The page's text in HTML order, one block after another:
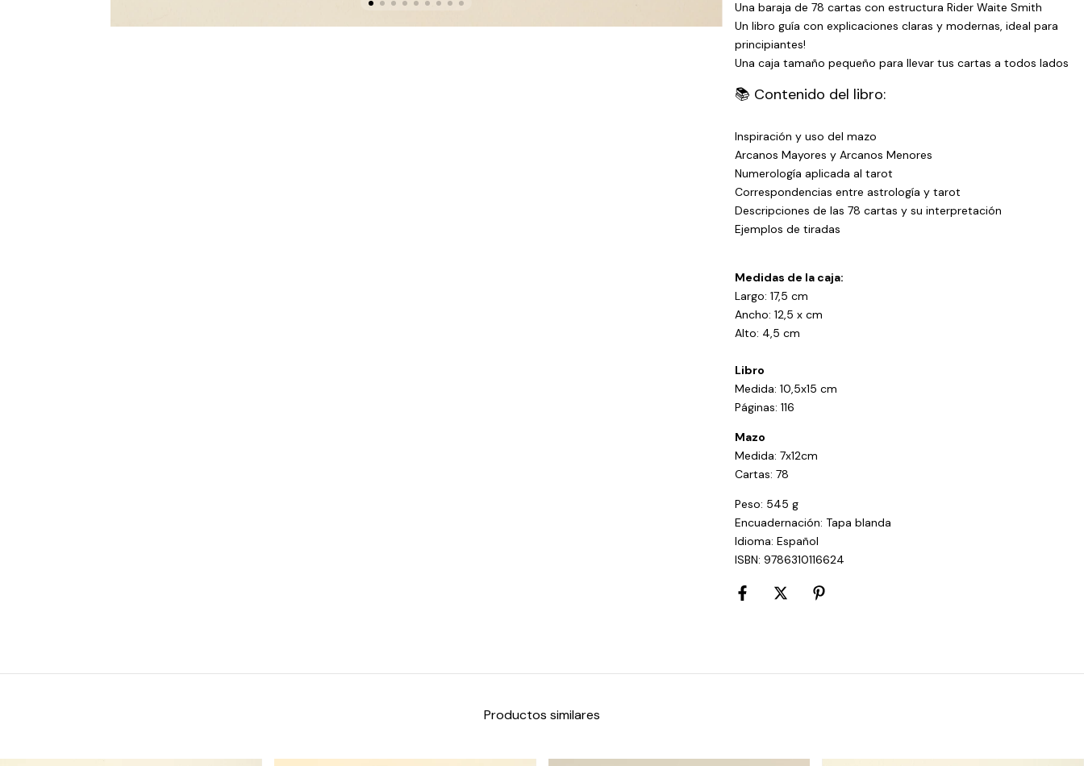
Una baraja de 78 cartas con estructura Rider Waite Smith
Un libro guía con explicaciones claras y modernas, ideal para
principiantes!
Una caja tamaño pequeño para llevar tus cartas a todos lados
📚 Contenido del libro:
Inspiración y uso del mazo
Arcanos Mayores y Arcanos Menores
Numerología aplicada al tarot
Correspondencias entre astrología y tarot
Descripciones de las 78 cartas y su interpretación
Ejemplos de tiradas
Medidas de la caja:
Largo: 17,5 cm
Ancho: 12,5 x cm
Alto: 4,5 cm
Libro
Medida: 10,5x15 cm
Páginas: 116
Mazo
Medida: 7x12cm
Cartas: 78
Peso: 545 g
Encuadernación: Tapa blanda
Idioma: Español
ISBN: 9786310116624
Productos similares